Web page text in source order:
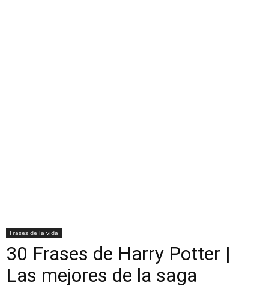
Frases de la vida
30 Frases de Harry Potter |
Las mejores de la saga